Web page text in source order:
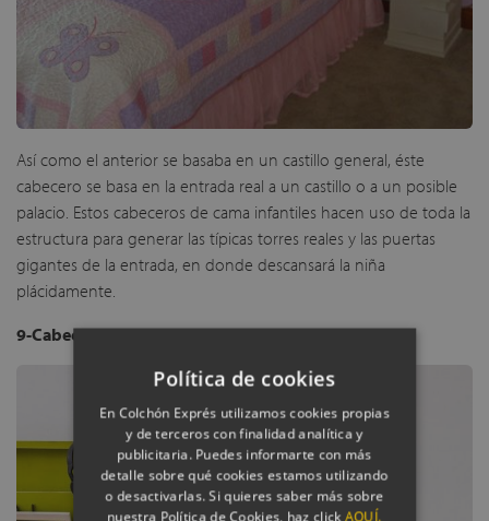
Así como el anterior se basaba en un castillo general, éste
cabecero se basa en la entrada real a un castillo o a un posible
palacio. Estos cabeceros de cama infantiles hacen uso de toda la
estructura para generar las típicas torres reales y las puertas
gigantes de la entrada, en donde descansará la niña
plácidamente.
9-Cabecero de cama infantil con acuarelas
Política de cookies
En Colchón Exprés utilizamos cookies propias
y de terceros con finalidad analítica y
publicitaria. Puedes informarte con más
detalle sobre qué cookies estamos utilizando
o desactivarlas. Si quieres saber más sobre
nuestra Política de Cookies, haz clickAQUÍ.